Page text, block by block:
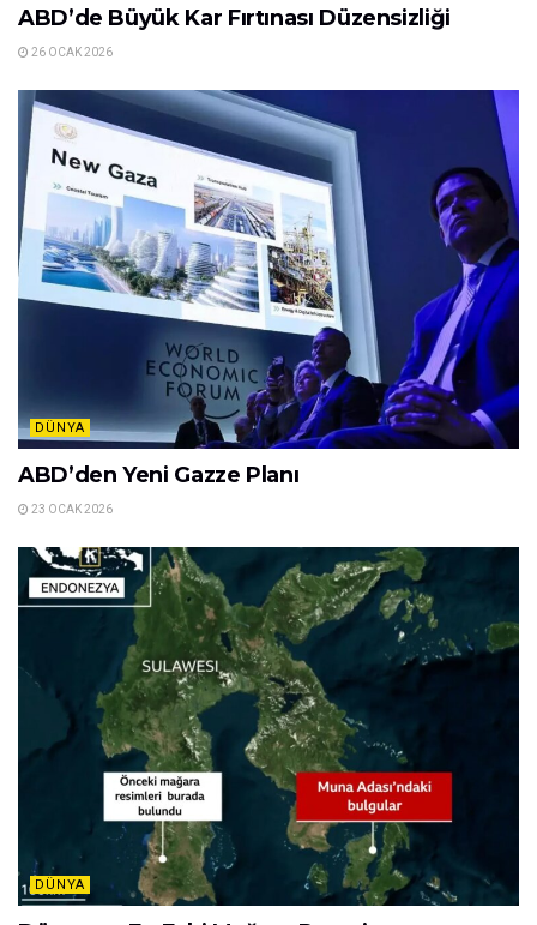
ABD’de Büyük Kar Fırtınası Düzensizliği
26 OCAK 2026
DÜNYA
ABD’den Yeni Gazze Planı
23 OCAK 2026
DÜNYA